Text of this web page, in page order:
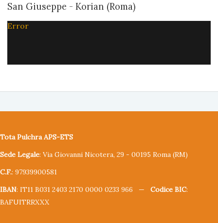
San Giuseppe - Korian (Roma)
Error
Tota Pulchra APS-ETS
Sede Legale: Via Giovanni Nicotera, 29 - 00195 Roma (RM)
C.F.: 97939900581
IBAN: IT11 B031 2403 2170 0000 0233 966 — Codice BIC:
BAFUITRRXXX